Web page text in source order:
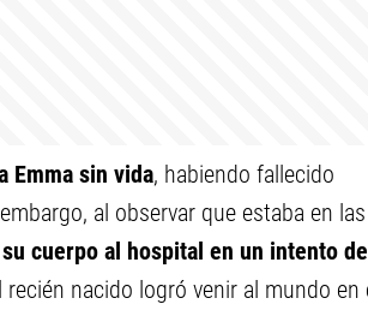
Emma sin vida, habiendo fallecido
al observar que estaba en
cuerpo al hospital en un intento
nacido logró venir al mundo en